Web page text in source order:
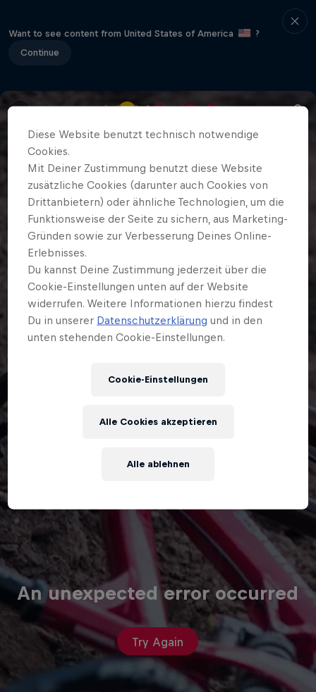
Want to see content from United States of America
?
Continue
An unexpected error occurred
Try Again
Diese Website benutzt technisch notwendige
Cookies.
Mit Deiner Zustimmung benutzt diese Website
zusätzliche Cookies (darunter auch Cookies von
Drittanbietern) oder ähnliche Technologien, um die
Funktionsweise der Seite zu sichern, aus Marketing-
Gründen sowie zur Verbesserung Deines Online-
Erlebnisses.
Du kannst Deine Zustimmung jederzeit über die
Cookie-Einstellungen unten auf der Website
widerrufen. Weitere Informationen hierzu findest
Du in unserer Datenschutzerklärung und in den
unten stehenden Cookie-Einstellungen.
Cookie-Einstellungen
Alle ablehnen
Alle Cookies akzeptieren